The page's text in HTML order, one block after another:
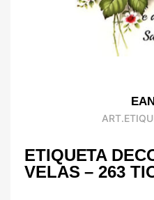
ETIQUETA
VELAS – 263